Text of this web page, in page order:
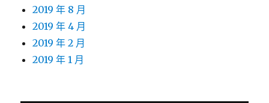
2019 年 8 月
2019 年 4 月
2019 年 2 月
2019 年 1 月